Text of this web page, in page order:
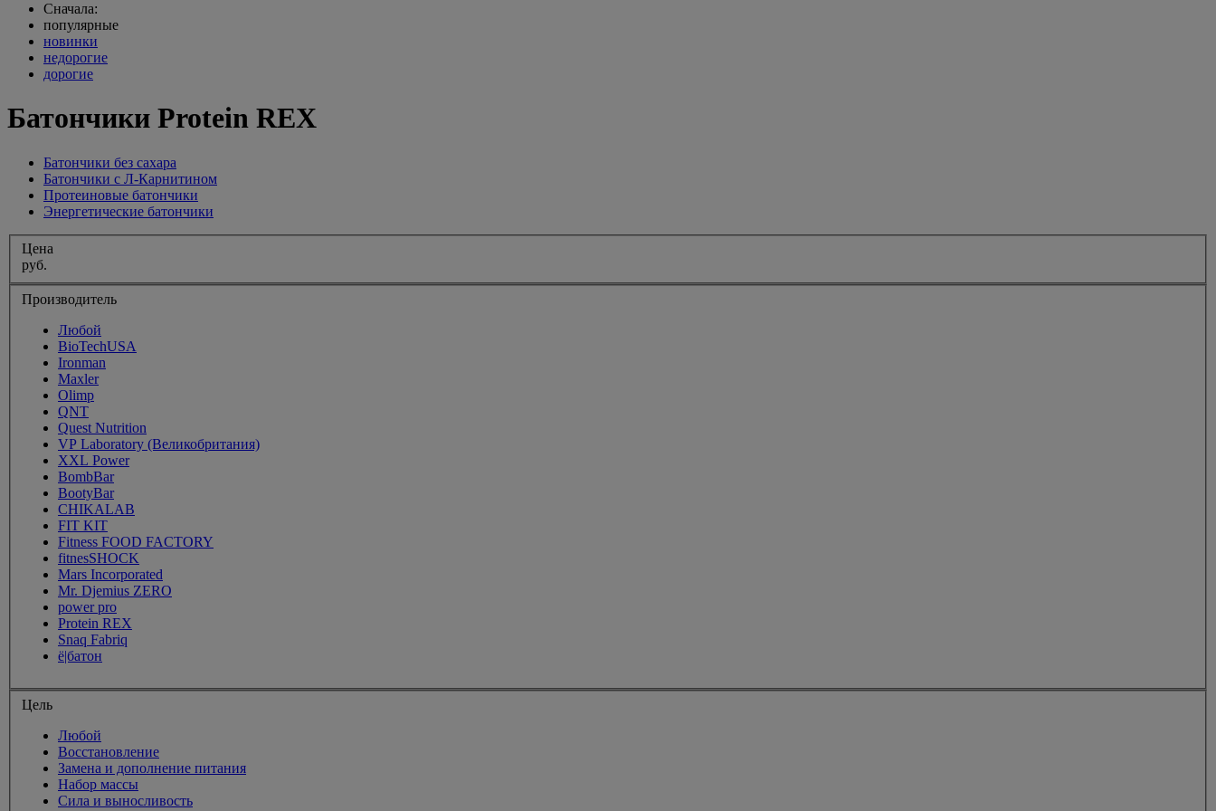
Сначала:
популярные
новинки
недорогие
дорогие
Батончики Protein REX
Батончики без сахара
Батончики с Л-Карнитином
Протеиновые батончики
Энергетические батончики
Цена
руб.
Производитель
Любой
BioTechUSA
Ironman
Maxler
Olimp
QNT
Quest Nutrition
VP Laboratory (Великобритания)
XXL Power
BombBar
BootyBar
CHIKALAB
FIT KIT
Fitness FOOD FACTORY
fitnesSHOCK
Mars Incorporated
Mr. Djemius ZERO
power pro
Protein REX
Snaq Fabriq
ё|батон
Цель
Любой
Восстановление
Замена и дополнение питания
Набор массы
Сила и выносливость